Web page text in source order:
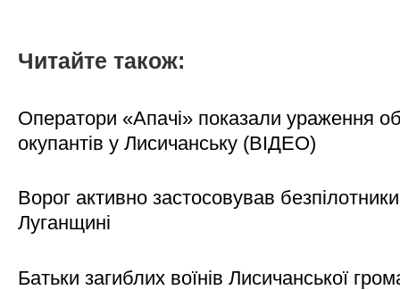
Читайте також:
Оператори «Апачі» показали ураження
окупантів у Лисичанську (ВІДЕО)
Ворог активно застосовував
Луганщині
Батьки загиблих воїнів Лисичанської